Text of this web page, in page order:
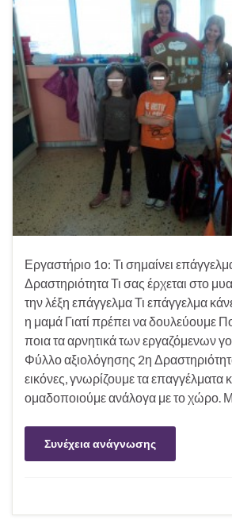
Εργαστήριο 1ο: Τι σημαίνει
Δραστηριότητα Τι σας έρχεται στο
την λέξη επάγγελμα Τι επάγγελμα
η μαμά Γιατί πρέπει να δουλεύουμε
ποια τα αρνητικά των εργαζόμενων
Φύλλο αξιολόγησης 2η
εικόνες, γνωρίζουμε τα επαγγέλματα
ομαδοποιούμε ανάλογα με το χώρο.
Συνέχεια ανάγνωσης